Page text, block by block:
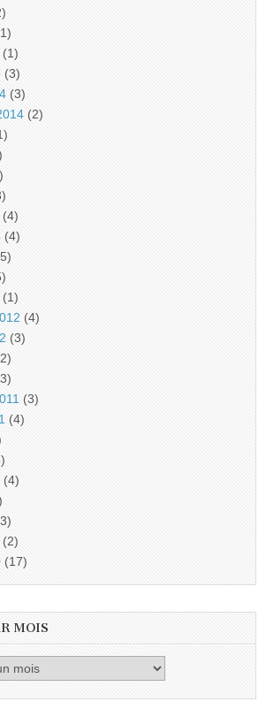
(1)
(3)
(3)
(2)
(4)
(4)
(1)
(4)
(3)
(3)
(4)
(4)
(2)
(17)
MOIS